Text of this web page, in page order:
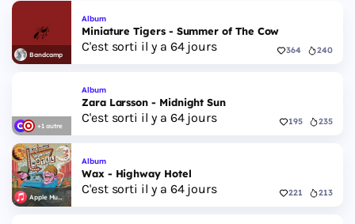
Bandcamp
Album
Miniature Tigers - Summer of The Cow
C'est sorti il y a 64 jours 364 240
+1 autre
Album
Zara Larsson - Midnight Sun
C'est sorti il y a 64 jours 195 235
Apple Music
Album
Wax - Highway Hotel
C'est sorti il y a 64 jours 221 213